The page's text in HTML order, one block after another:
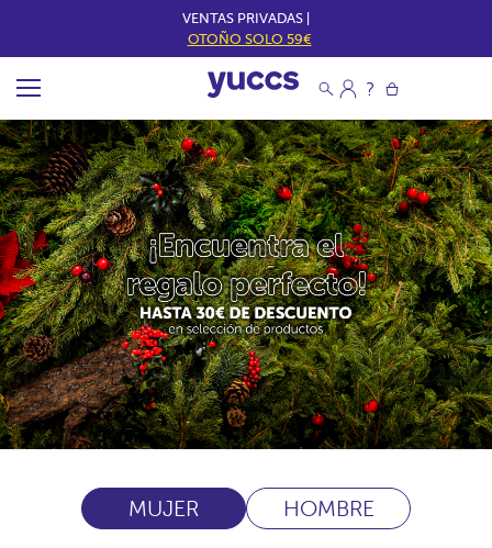
VENTAS PRIVADAS |
OTOÑO SOLO 59€
MUJER HOMBRE